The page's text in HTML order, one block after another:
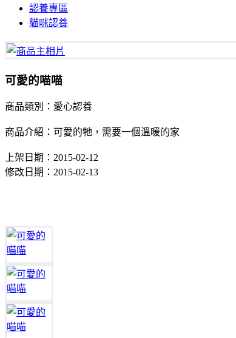
認養專區
貓咪認養
可愛的喵喵
商品類別：愛心認養
商品介紹：可愛的牠，需要一個溫暖的家
上架日期：2015-02-12
修改日期：2015-02-13